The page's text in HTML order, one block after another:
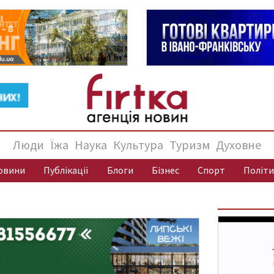
Люди Їжа Наука Культура Туризм Духовне
Публікації Блоги Бізнес Спорт